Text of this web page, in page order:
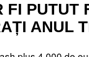
FI PUTUT
ANUL